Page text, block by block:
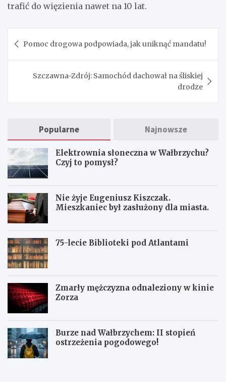
trafić do więzienia nawet na 10 lat.
wpisu
Pomoc drogowa podpowiada, jak uniknąć mandatu!
Szczawna-Zdrój: Samochód dachował na śliskiej
drodze
Popularne Najnowsze
Elektrownia słoneczna w Wałbrzychu?
Czyj to pomysł?
Nie żyje Eugeniusz Kiszczak.
Mieszkaniec był zasłużony dla miasta.
75-lecie Biblioteki pod Atlantami
Zmarły mężczyzna odnaleziony w kinie
Zorza
Burze nad Wałbrzychem: II stopień
ostrzeżenia pogodowego!
Z
W
W